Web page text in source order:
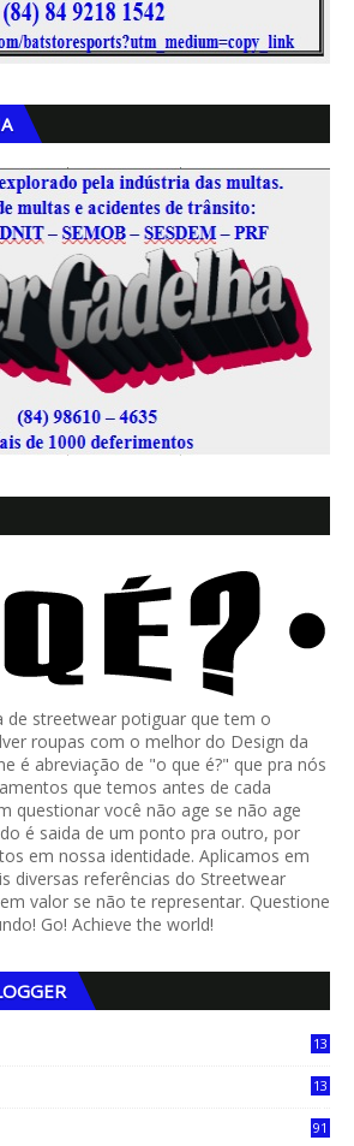
de streetwear potiguar que tem o
roupas com o melhor do Design da
é abreviação de "o que é?" que pra nós
que temos antes de cada
questionar você não age se não age
é saida de um ponto pra outro, por
em nossa identidade. Aplicamos em
diversas referências do Streetwear
valor se não te representar. Questione
Go! Achieve the world!
13
13
91